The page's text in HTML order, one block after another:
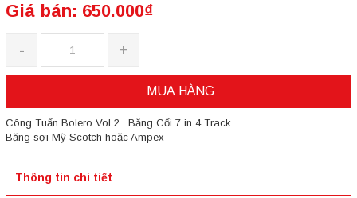
Giá bán: 650.000₫
- +
MUA HÀNG
Công Tuấn Bolero Vol 2 . Băng Cối 7 in 4 Track.
Băng sợi Mỹ Scotch hoặc Ampex
Thông tin chi tiết